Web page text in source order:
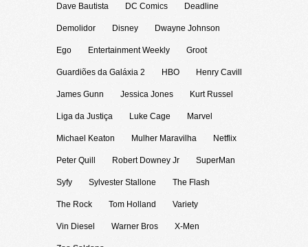
Dave Bautista DC Comics Deadline
Demolidor Disney Dwayne Johnson
Ego Entertainment Weekly Groot
Guardiões da Galáxia 2 HBO Henry Cavill
James Gunn Jessica Jones Kurt Russel
Liga da Justiça Luke Cage Marvel
Michael Keaton Mulher Maravilha Netflix
Peter Quill Robert Downey Jr SuperMan
Syfy Sylvester Stallone The Flash
The Rock Tom Holland Variety
Vin Diesel Warner Bros X-Men